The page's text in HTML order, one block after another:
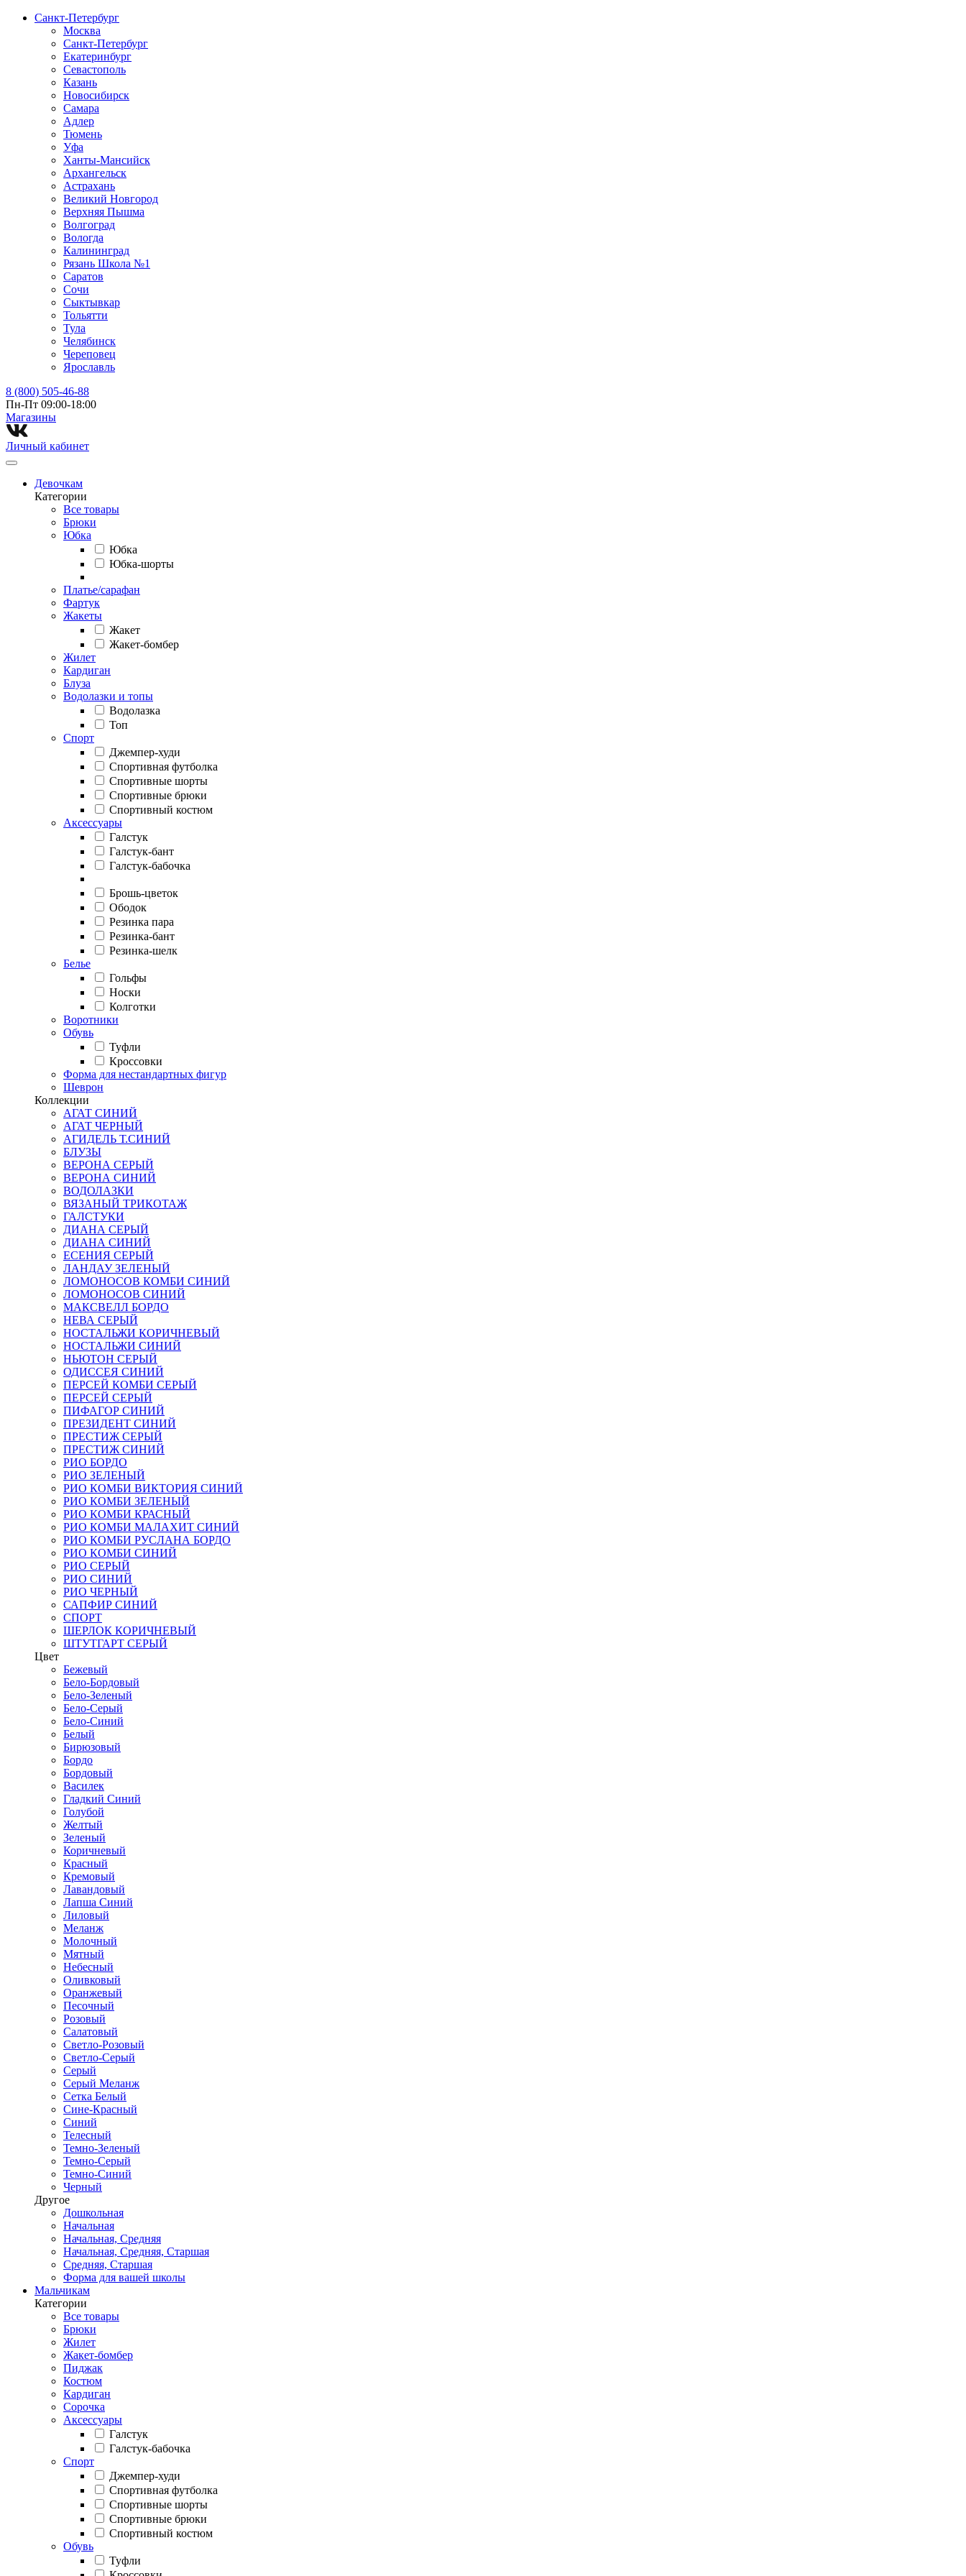
Санкт-Петербург
Москва
Санкт-Петербург
Екатеринбург
Севастополь
Казань
Новосибирск
Самара
Адлер
Тюмень
Уфа
Ханты-Мансийск
Архангельск
Астрахань
Великий Новгород
Верхняя Пышма
Волгоград
Вологда
Калининград
Рязань Школа №1
Саратов
Сочи
Сыктывкар
Тольятти
Тула
Челябинск
Череповец
Ярославль
8 (800) 505-46-88
Пн-Пт 09:00-18:00
Магазины⁠
Личный кабинет
Девочкам
Категории
Все товары
Брюки
Юбка
Юбка
Юбка-шорты
Платье/сарафан
Фартук
Жакеты
Жакет
Жакет-бомбер
Жилет
Кардиган
Блуза
Водолазки и топы
Водолазка
Топ
Спорт
Джемпер-худи
Спортивная футболка
Спортивные шорты
Спортивные брюки
Спортивный костюм
Аксессуары
Галстук
Галстук-бант
Галстук-бабочка
Брошь-цветок
Ободок
Резинка пара
Резинка-бант
Резинка-шелк
Белье
Гольфы
Носки
Колготки
Воротники
Обувь
Туфли
Кроссовки
Форма для нестандартных фигур
Шеврон
Коллекции
АГАТ СИНИЙ
АГАТ ЧЕРНЫЙ
АГИДЕЛЬ Т.СИНИЙ
БЛУЗЫ
ВЕРОНА СЕРЫЙ
ВЕРОНА СИНИЙ
ВОДОЛАЗКИ
ВЯЗАНЫЙ ТРИКОТАЖ
ГАЛСТУКИ
ДИАНА СЕРЫЙ
ДИАНА СИНИЙ
ЕСЕНИЯ СЕРЫЙ
ЛАНДАУ ЗЕЛЕНЫЙ
ЛОМОНОСОВ КОМБИ СИНИЙ
ЛОМОНОСОВ СИНИЙ
МАКСВЕЛЛ БОРДО
НЕВА СЕРЫЙ
НОСТАЛЬЖИ КОРИЧНЕВЫЙ
НОСТАЛЬЖИ СИНИЙ
НЬЮТОН СЕРЫЙ
ОДИССЕЯ СИНИЙ
ПЕРСЕЙ КОМБИ СЕРЫЙ
ПЕРСЕЙ СЕРЫЙ
ПИФАГОР СИНИЙ
ПРЕЗИДЕНТ СИНИЙ
ПРЕСТИЖ СЕРЫЙ
ПРЕСТИЖ СИНИЙ
РИО БОРДО
РИО ЗЕЛЕНЫЙ
РИО КОМБИ ВИКТОРИЯ СИНИЙ
РИО КОМБИ ЗЕЛЕНЫЙ
РИО КОМБИ КРАСНЫЙ
РИО КОМБИ МАЛАХИТ СИНИЙ
РИО КОМБИ РУСЛАНА БОРДО
РИО КОМБИ СИНИЙ
РИО СЕРЫЙ
РИО СИНИЙ
РИО ЧЕРНЫЙ
САПФИР СИНИЙ
СПОРТ
ШЕРЛОК КОРИЧНЕВЫЙ
ШТУТГАРТ СЕРЫЙ
Цвет
Бежевый
Бело-Бордовый
Бело-Зеленый
Бело-Серый
Бело-Синий
Белый
Бирюзовый
Бордо
Бордовый
Василек
Гладкий Синий
Голубой
Желтый
Зеленый
Коричневый
Красный
Кремовый
Лавандовый
Лапша Синий
Лиловый
Меланж
Молочный
Мятный
Небесный
Оливковый
Оранжевый
Песочный
Розовый
Салатовый
Светло-Розовый
Светло-Серый
Серый
Серый Меланж
Сетка Белый
Сине-Красный
Синий
Телесный
Темно-Зеленый
Темно-Серый
Темно-Синий
Черный
Другое
Дошкольная
Начальная
Начальная, Средняя
Начальная, Средняя, Старшая
Средняя, Старшая
Форма для вашей школы
Мальчикам
Категории
Все товары
Брюки
Жилет
Жакет-бомбер
Пиджак
Костюм
Кардиган
Сорочка
Аксессуары
Галстук
Галстук-бабочка
Спорт
Джемпер-худи
Спортивная футболка
Спортивные шорты
Спортивные брюки
Спортивный костюм
Обувь
Туфли